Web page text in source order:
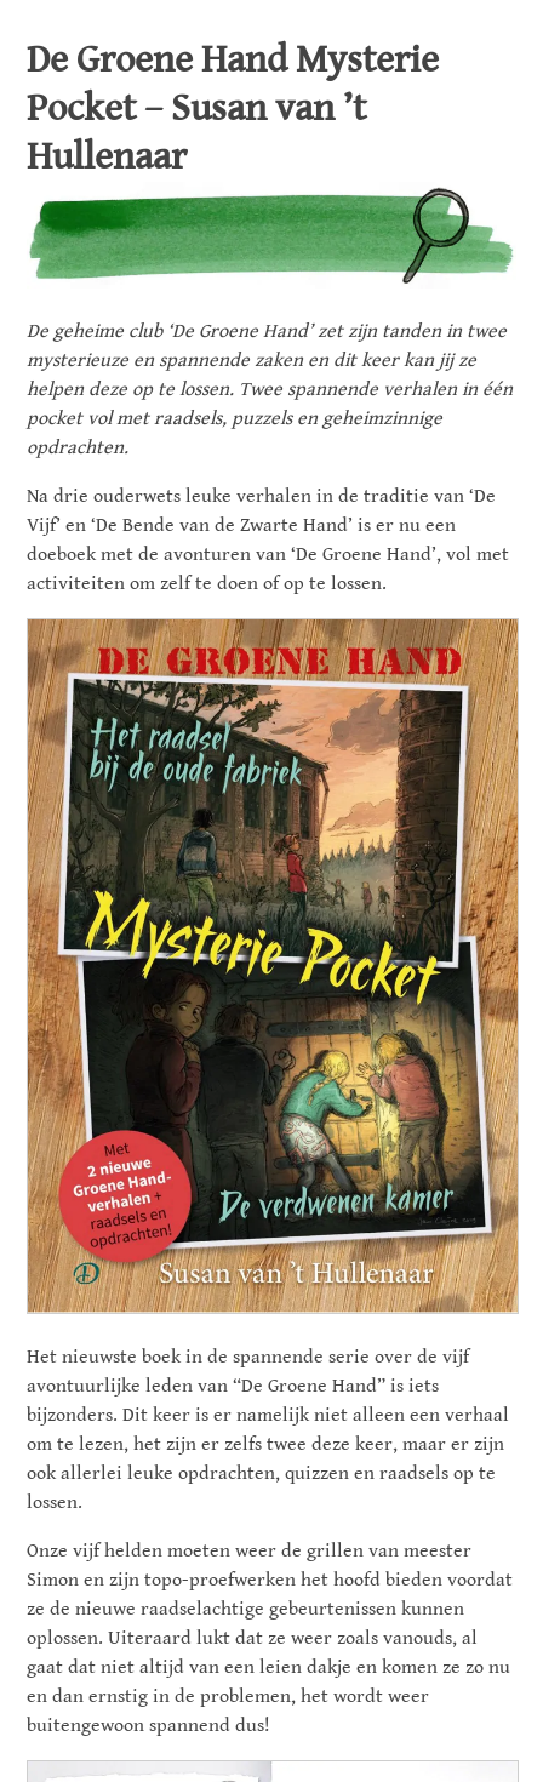
De Groene Hand Mysterie
Pocket – Susan van ’t
Hullenaar
De geheime club ‘De Groene Hand’ zet zijn tanden in twee
mysterieuze en spannende zaken en dit keer kan jij ze
helpen deze op te lossen. Twee spannende verhalen in één
pocket vol met raadsels, puzzels en geheimzinnige
opdrachten.
Na drie ouderwets leuke verhalen in de traditie van ‘De
Vijf’ en ‘De Bende van de Zwarte Hand’ is er nu een
doeboek met de avonturen van ‘De Groene Hand’, vol met
activiteiten om zelf te doen of op te lossen.
Het nieuwste boek in de spannende serie over de vijf
avontuurlijke leden van “De Groene Hand” is iets
bijzonders. Dit keer is er namelijk niet alleen een verhaal
om te lezen, het zijn er zelfs twee deze keer, maar er zijn
ook allerlei leuke opdrachten, quizzen en raadsels op te
lossen.
Onze vijf helden moeten weer de grillen van meester
Simon en zijn topo-proefwerken het hoofd bieden voordat
ze de nieuwe raadselachtige gebeurtenissen kunnen
oplossen. Uiteraard lukt dat ze weer zoals vanouds, al
gaat dat niet altijd van een leien dakje en komen ze zo nu
en dan ernstig in de problemen, het wordt weer
buitengewoon spannend dus!